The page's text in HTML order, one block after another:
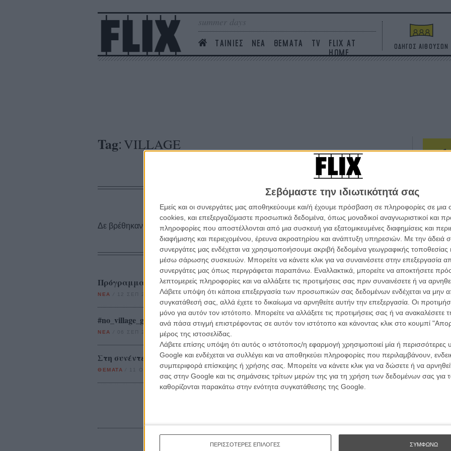
Σεβόμαστε την ιδιωτικότητά σας
Εμείς και οι συνεργάτες μας αποθηκεύουμε και/ή έχουμε πρόσβαση σε πληροφορίες σε
cookies, και επεξεργαζόμαστε προσωπικά δεδομένα, όπως μοναδικοί αναγνωριστικοί και
πληροφορίες που αποστέλλονται από μια συσκευή για εξατομικευμένες διαφημίσεις και
διαφήμισης και περιεχομένου, έρευνα ακροατηρίου και ανάπτυξη υπηρεσιών. Με την άδειά
συνεργάτες μας ενδέχεται να χρησιμοποιήσουμε ακριβή δεδομένα γεωγραφικής τοποθεσίας
μέσω σάρωσης συσκευών. Μπορείτε να κάνετε κλικ για να συναινέσετε στην επεξεργασία
συνεργάτες μας όπως περιγράφεται παραπάνω. Εναλλακτικά, μπορείτε να αποκτήσετε
λεπτομερείς πληροφορίες και να αλλάξετε τις προτιμήσεις σας πριν συναινέσετε ή να
Λάβετε υπόψη ότι κάποια επεξεργασία των προσωπικών σας δεδομένων ενδέχεται να μην
συγκατάθεσή σας, αλλά έχετε το δικαίωμα να αρνηθείτε αυτήν την επεξεργασία. Οι
μόνο για αυτόν τον ιστότοπο. Μπορείτε να αλλάξετε τις προτιμήσεις σας ή να ανακαλέσετε
ανά πάσα στιγμή επιστρέφοντας σε αυτόν τον ιστότοπο και κάνοντας κλικ στο κουμπί
μέρος της ιστοσελίδας.
Λάβετε επίσης υπόψη ότι αυτός ο ιστότοπος/η εφαρμογή χρησιμοποιεί μία ή περισσότερες
Google και ενδέχεται να συλλέγει και να αποθηκεύει πληροφορίες που περιλαμβάνουν,
συμπεριφορά επίσκεψης ή χρήσης σας. Μπορείτε να κάνετε κλικ για να δώσετε ή να
σας στην Google και τις σημάνσεις τρίτων μερών της για τη χρήση των δεδομένων σας
καθορίζονται παρακάτω στην ενότητα συγκατάθεσης της Google.
ΠΕΡΙΣΣΟΤΕΡΕΣ ΕΠΙΛΟΓΕΣ ΣΥΜΦΩΝΩ
summer days
ΤΑΙΝΙΕΣ ΝΕΑ ΘΕΜΑΤΑ TV
FLIX AT
HOME
ΟΔΗΓΟΣ ΑΙΘΟΥΣΩΝ
Tag: VILLAGE
ΤΑΙΝΙΕΣ
Δε βρέθηκαν σχετικές κριτικές ταινιών.
ΑΡΘΡΑ
Πρόγραμμα 2011-2012 για τη Village Films
ΝΕΑ 12 ΣΕΠ 2011 / Μανώλης Κρανάκης
#no_village_gr Ή, αυτή η χώρα δεν θα αλλάξει ποτέ
ΝΕΑ 06 ΣΕΠ 2013 / Flix Team
Στη συνέντευξη Τύπου του «Τανγκό των Χριστουγέννων»
ΘΕΜΑΤΑ 11 ΟΚΤ 2011 / Μανώλης Κρανάκης
Βιμ
Η
σε
Εγγράψου